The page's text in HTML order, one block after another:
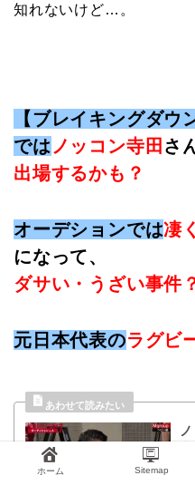
知れないけど…。
【ブレイキングダウ
では ノッコン寺田 さ
出場するかも？
オーデションでは凄
になって、
ダサい・うざい事件
元日本代表のラグビ
ホーム Sitemap